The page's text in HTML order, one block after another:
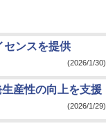
センスを提供
(2026/1/30)
産性の向上を支援
(2026/1/29)